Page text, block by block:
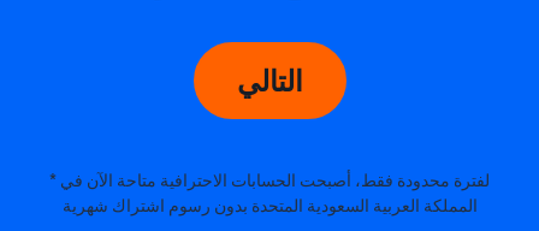
التالي
* لفترة محدودة فقط، أصبحت الحسابات الاحترافية متاحة الآن في
المملكة العربية السعودية المتحدة بدون رسوم اشتراك شهرية